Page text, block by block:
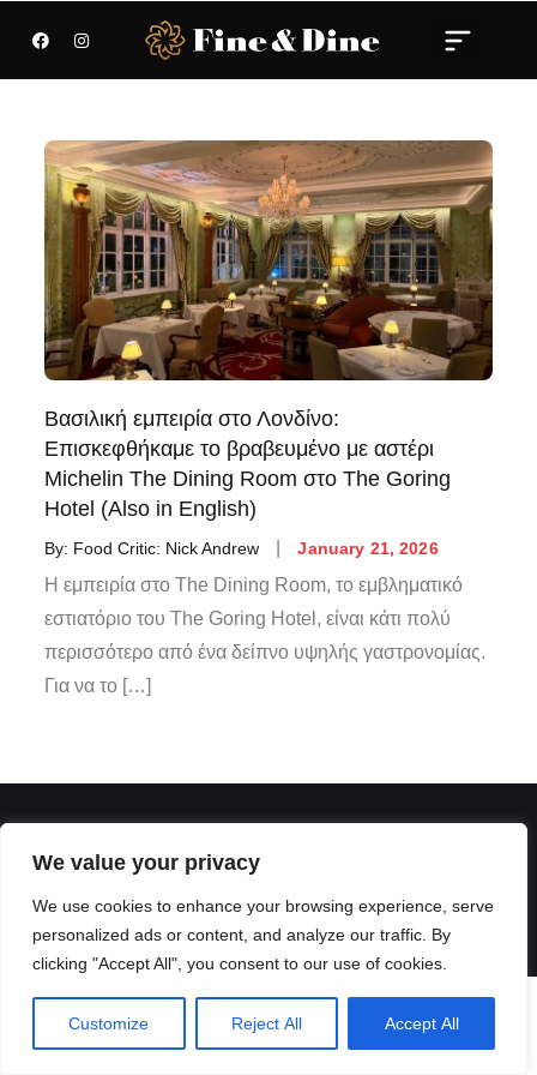
We value your privacy
We use cookies to enhance your browsing experience, serve
personalized ads or content, and analyze our traffic. By
clicking "Accept All", you consent to our use of cookies.
Customize Reject All Accept All
Βασιλική εμπειρία στο Λονδίνο:
Επισκεφθήκαμε το βραβευμένο με αστέρι
Michelin The Dining Room στο The Goring
Hotel (Also in English)
By: Food Critic: Nick Andrew January 21, 2026
Η εμπειρία στο The Dining Room, το εμβληματικό
εστιατόριο του The Goring Hotel, είναι κάτι πολύ
περισσότερο από ένα δείπνο υψηλής γαστρονομίας.
Για να το […]